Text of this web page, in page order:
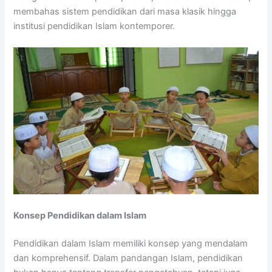
membahas sistem pendidikan dari masa klasik hingga
institusi pendidikan Islam kontemporer.
Konsep Pendidikan dalam Islam
Pendidikan dalam Islam memiliki konsep yang mendalam
dan komprehensif. Dalam pandangan Islam, pendidikan